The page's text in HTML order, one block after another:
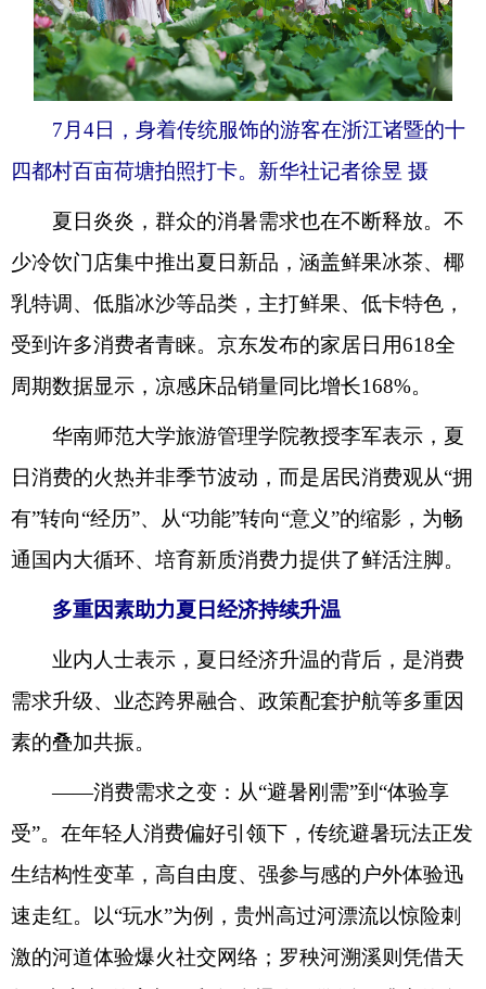
7月4日，身着传统服饰的游客在浙江诸暨的十
四都村百亩荷塘拍照打卡。新华社记者徐昱 摄
夏日炎炎，群众的消暑需求也在不断释放。不
少冷饮门店集中推出夏日新品，涵盖鲜果冰茶、椰
乳特调、低脂冰沙等品类，主打鲜果、低卡特色，
受到许多消费者青睐。京东发布的家居日用618全
周期数据显示，凉感床品销量同比增长168%。
华南师范大学旅游管理学院教授李军表示，夏
日消费的火热并非季节波动，而是居民消费观从“拥
有”转向“经历”、从“功能”转向“意义”的缩影，为畅
通国内大循环、培育新质消费力提供了鲜活注脚。
多重因素助力夏日经济持续升温
业内人士表示，夏日经济升温的背后，是消费
需求升级、业态跨界融合、政策配套护航等多重因
素的叠加共振。
——消费需求之变：从“避暑刚需”到“体验享
受”。在年轻人消费偏好引领下，传统避暑玩法正发
生结构性变革，高自由度、强参与感的户外体验迅
速走红。以“玩水”为例，贵州高过河漂流以惊险刺
激的河道体验爆火社交网络；罗秧河溯溪则凭借天